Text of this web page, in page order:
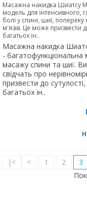
Масажна накидка Шиатсу
модель для інтенсивного,
болі у спині, шиї, попереку
м'язів. Це може призвести
багатьох ін..
Масажна накидка
- багатофункціональна
масажу спини та шиї.
свідчать про
призвести до
багатьох ін..
|< < 1 2 3